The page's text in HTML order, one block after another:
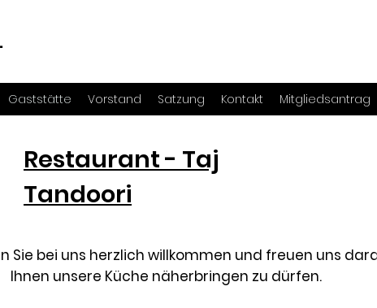
Gaststätte Vorstand Satzung Kontakt Mitgliedsantrag
Restaurant - Taj
Tandoori
Sie bei uns herzlich willkommen und freuen uns
Ihnen unsere Küche näherbringen zu dürfen.